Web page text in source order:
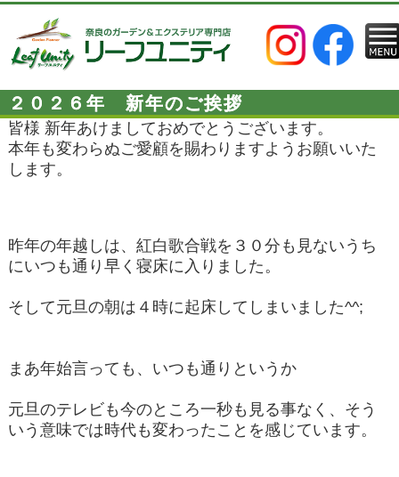
２０２６年 新年のご挨拶
皆様 新年あけましておめでとうございます。
本年も変わらぬご愛顧を賜わりますようお願いいた
します。
昨年の年越しは、紅白歌合戦を３０分も見ないうち
にいつも通り早く寝床に入りました。
そして元旦の朝は４時に起床してしまいました^^;
まあ年始言っても、いつも通りというか
元旦のテレビも今のところ一秒も見る事なく、そう
いう意味では時代も変わったことを感じています。